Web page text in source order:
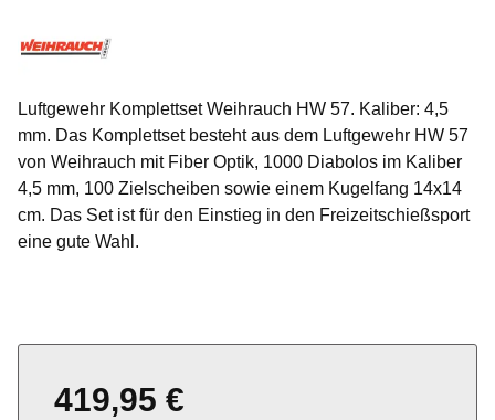
Luftgewehr Komplettset Weihrauch HW 57. Kaliber: 4,5
mm. Das Komplettset besteht aus dem Luftgewehr HW 57
von Weihrauch mit Fiber Optik, 1000 Diabolos im Kaliber
4,5 mm, 100 Zielscheiben sowie einem Kugelfang 14x14
cm. Das Set ist für den Einstieg in den Freizeitschießsport
eine gute Wahl.
419,95 €